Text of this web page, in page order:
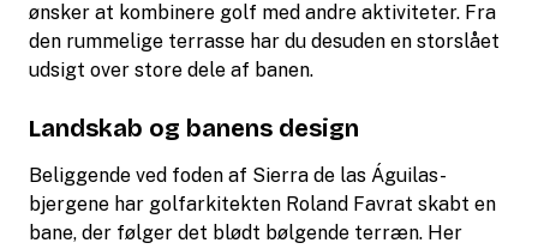
ønsker at kombinere golf med andre aktiviteter. Fra
den rummelige terrasse har du desuden en storslået
udsigt over store dele af banen.
Landskab og banens design
Beliggende ved foden af Sierra de las Águilas-
bjergene har golfarkitekten Roland Favrat skabt en
bane, der følger det blødt bølgende terræn. Her